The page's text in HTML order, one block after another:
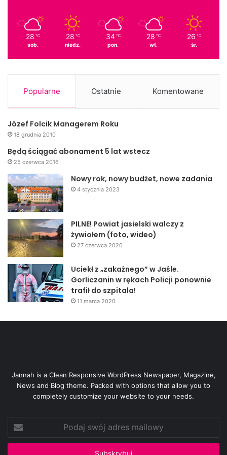
Tablica Olgi i Andrzeja Małkowskich
(fot. W. Żebracki / Jaslonet.pl)
Jaslonet.pl
Więcej zdjęć wfotogalerii.
28 ℃
sob.
28 ℃
niedz.
34 ℃
pon.
28 ℃
wt.
26 ℃
śr.
Popularne Ostatnie Komentowane
Józef Folcik Managerem Roku
18 grudnia 2010
Będą ściągać abonament 5 lat wstecz
25 czerwca 2016
Nowy rok, nowy budżet, nowe zadania
4 stycznia 2023
PILNE! Powiat jasielski walczy z
żywiołem (foto, wideo)
27 czerwca 2020
Uciekł z „zakaźnego” w Jaśle.
Gorliczanin w rękach Policji ponownie
trafił do szpitala!
11 marca 2020
Jannah is a Clean Responsive WordPress Newspaper, Magazine,
News and Blog theme. Packed with options that allow you to
completely customize your website to your needs.
swój
adres